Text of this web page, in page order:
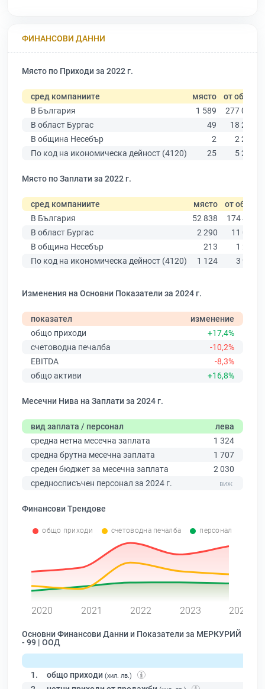
ФИНАНСОВИ ДАННИ
Място по Приходи за 2022 г.
сред компаниите място от общо
В България
1 589
277 019
В област Бургас
49
18 275
В община Несебър
2
2 223
По код на икономическа дейност (4120)
25 5 291
Място по Заплати за 2022 г.
сред компаниите място от общо
В България
52 838
174 403
В област Бургас
2 290
11 009
В община Несебър
213
1 265
По код на икономическа дейност (4120)
1 124 3 927
Изменения на Основни Показатели за 2024 г.
показател
изменение
общо приходи
+17,4%
счетоводна печалба
-10,2%
EBITDA
-8,3%
общо активи
+16,8%
Месечни Нива на Заплати за 2024 г.
вид заплата / персонал
лева
средна нетна месечна заплата
1 324
средна брутна месечна заплата
1 707
среден бюджет за месечна заплата
2 030
средносписъчен персонал за 2024 г.
Финансови Трендове
общо приходи счетоводна печалба персонал
2020 2021 2022 2023 2024
Основни Финансови Данни и Показатели за МЕРКУРИЙ
- 99 | ООД
1. общо приходи (хил. лв.)